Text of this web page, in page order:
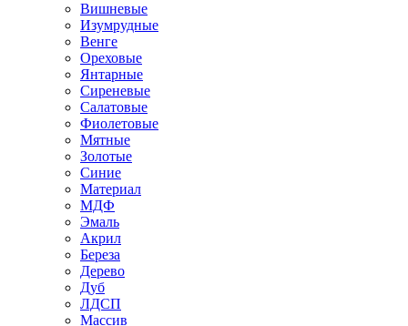
Вишневые
Изумрудные
Венге
Ореховые
Янтарные
Сиреневые
Салатовые
Фиолетовые
Мятные
Золотые
Синие
Материал
МДФ
Эмаль
Акрил
Береза
Дерево
Дуб
ЛДСП
Массив